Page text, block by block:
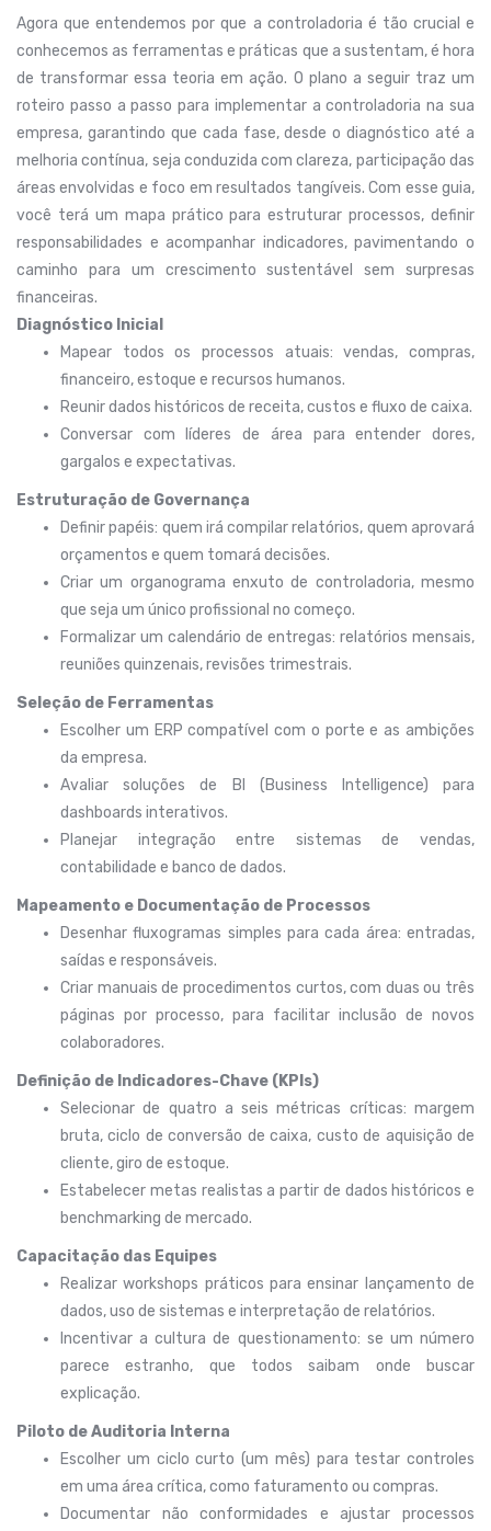
Agora que entendemos por que a controladoria é tão crucial e
conhecemos as ferramentas e práticas que a sustentam, é hora
de transformar essa teoria em ação. O plano a seguir traz um
roteiro passo a passo para implementar a controladoria na sua
empresa, garantindo que cada fase, desde o diagnóstico até a
melhoria contínua, seja conduzida com clareza, participação das
áreas envolvidas e foco em resultados tangíveis. Com esse guia,
você terá um mapa prático para estruturar processos, definir
responsabilidades e acompanhar indicadores, pavimentando o
caminho para um crescimento sustentável sem surpresas
financeiras.
Diagnóstico Inicial
Mapear todos os processos atuais: vendas, compras,
financeiro, estoque e recursos humanos.
Reunir dados históricos de receita, custos e fluxo de caixa.
Conversar com líderes de área para entender dores,
gargalos e expectativas.
Estruturação de Governança
Definir papéis: quem irá compilar relatórios, quem aprovará
orçamentos e quem tomará decisões.
Criar um organograma enxuto de controladoria, mesmo
que seja um único profissional no começo.
Formalizar um calendário de entregas: relatórios mensais,
reuniões quinzenais, revisões trimestrais.
Seleção de Ferramentas
Escolher um ERP compatível com o porte e as ambições
da empresa.
Avaliar soluções de BI (Business Intelligence) para
dashboards interativos.
Planejar integração entre sistemas de vendas,
contabilidade e banco de dados.
Mapeamento e Documentação de Processos
Desenhar fluxogramas simples para cada área: entradas,
saídas e responsáveis.
Criar manuais de procedimentos curtos, com duas ou três
páginas por processo, para facilitar inclusão de novos
colaboradores.
Definição de Indicadores-Chave (KPIs)
Selecionar de quatro a seis métricas críticas: margem
bruta, ciclo de conversão de caixa, custo de aquisição de
cliente, giro de estoque.
Estabelecer metas realistas a partir de dados históricos e
benchmarking de mercado.
Capacitação das Equipes
Realizar workshops práticos para ensinar lançamento de
dados, uso de sistemas e interpretação de relatórios.
Incentivar a cultura de questionamento: se um número
parece estranho, que todos saibam onde buscar
explicação.
Piloto de Auditoria Interna
Escolher um ciclo curto (um mês) para testar controles
em uma área crítica, como faturamento ou compras.
Documentar não conformidades e ajustar processos